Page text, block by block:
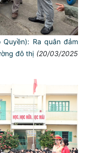
Ra quân đảm
đô thị (20/03/2025
MỆNH LÀ: